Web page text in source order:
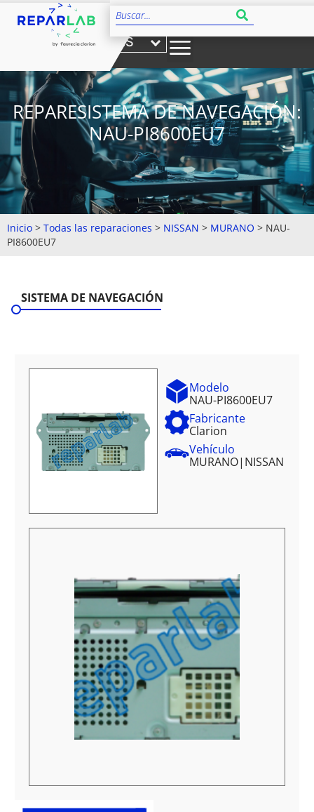
ES
REPARESISTEMA DE NAVEGACIÓN:
NAU-PI8600EU7
Inicio > Todas las reparaciones > NISSAN > MURANO > NAU-
PI8600EU7
SISTEMA DE NAVEGACIÓN
Modelo
NAU-PI8600EU7
Fabricante
Clarion
Vehículo
MURANO| NISSAN